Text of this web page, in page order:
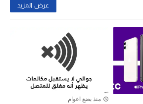
عرض المزيد
منذ بضع اعوام